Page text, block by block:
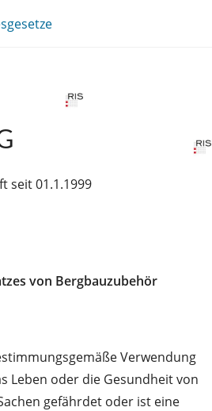
seit 01.1.1999
von Bergbauzubehör
Verwendung
Leben oder die Gesundheit von
gefährdet oder ist eine